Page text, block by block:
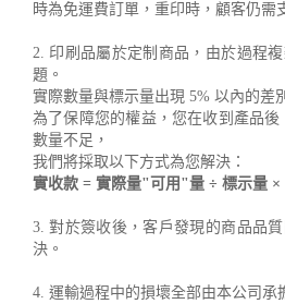
時為免運費訂單，重印時，顧客仍需
2. 印刷品屬於定制商品，由於過程
題。
實際數量與標示量出現 5% 以內的差
為了保障您的權益，您在收到產品
數量不足，
我們將採取以下方式為您解決：
實收款 = 實際量"可用"量 ÷ 標示量 ×
3. 對於簽收後，客戶發現的商品品
決。
4. 運輸過程中的損壞全部由本公司承